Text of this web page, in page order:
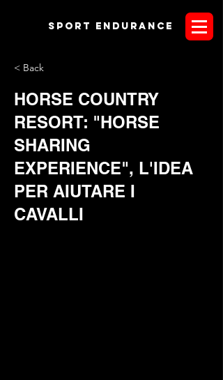
Sport endurANCE
< Back
HORSE COUNTRY
RESORT: "HORSE
SHARING
EXPERIENCE", L'IDEA
PER AIUTARE I
CAVALLI